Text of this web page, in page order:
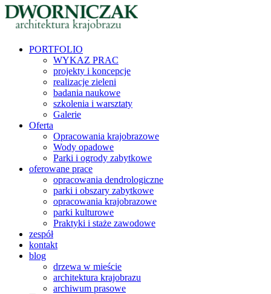
PORTFOLIO
WYKAZ PRAC
projekty i koncepcje
realizacje zieleni
badania naukowe
szkolenia i warsztaty
Galerie
Oferta
Opracowania krajobrazowe
Wody opadowe
Parki i ogrody zabytkowe
oferowane prace
opracowania dendrologiczne
parki i obszary zabytkowe
opracowania krajobrazowe
parki kulturowe
Praktyki i staże zawodowe
zespół
kontakt
blog
drzewa w mieście
architektura krajobrazu
archiwum prasowe